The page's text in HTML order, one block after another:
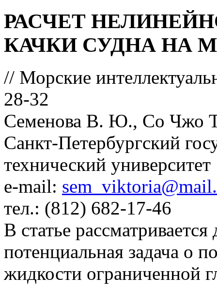
РАСЧЕТ
КАЧКИ СУДНА НА
// Морские
28-32
Семенова В. Ю., Со Чжо
Санкт-Петербургский
технический университет
e-mail:
тел.: (812) 682-17-46
В статье
потенциальная задача о
жидкости ограниченной